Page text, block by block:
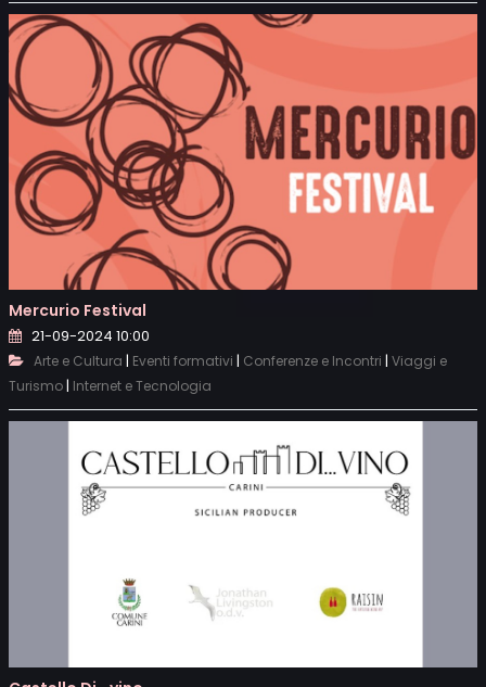
Mercurio Festival
21-09-2024 10:00
Arte e Cultura | Eventi formativi | Conferenze e Incontri | Viaggi e
Turismo | Internet e Tecnologia